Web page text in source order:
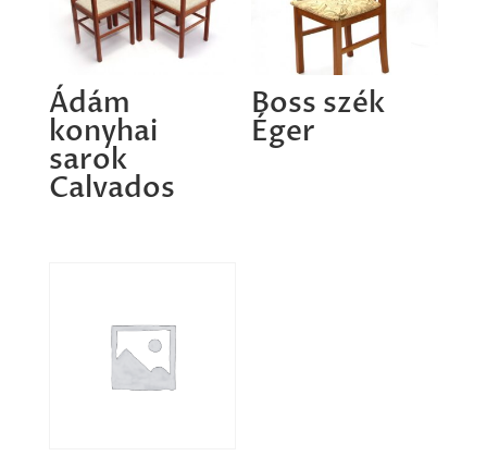
Ádám
konyhai
sarok
Calvados
Boss szék
Éger